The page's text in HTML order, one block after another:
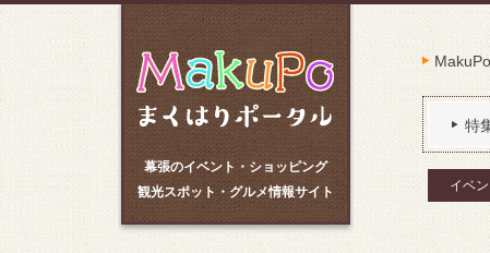
幕張のイベント・ショッピング
観光スポット・グルメ情報サイト
特
イベン